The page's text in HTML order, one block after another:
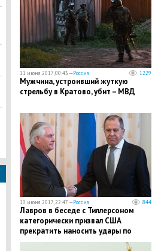
11 июня 2017, 00:43 —Россия 1229
Мужчина, устроивший жуткую
стрельбу в Кратово, убит – МВД
10 июня 2017, 22:47 —Россия 844
Лавров в беседе с Тиллерсоном
категорически призвал США
прекратить наносить удары по
войскам Асада